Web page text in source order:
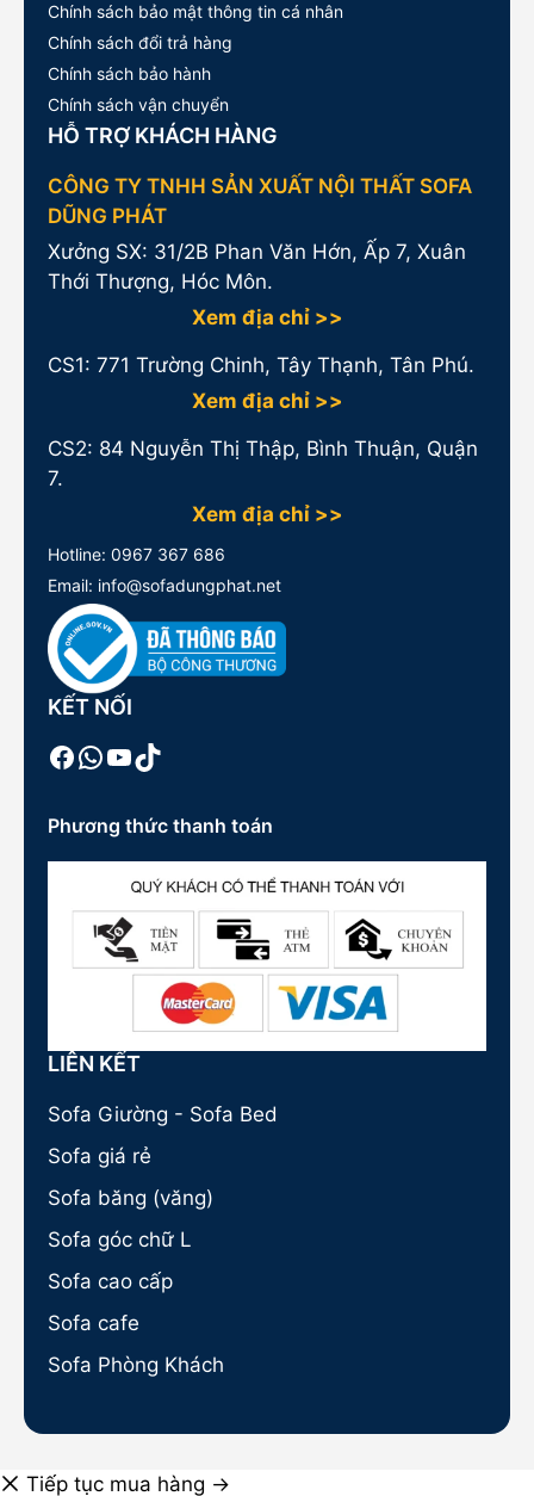
Chính sách bảo mật thông tin cá nhân
Chính sách đổi trả hàng
Chính sách bảo hành
Chính sách vận chuyển
HỖ TRỢ KHÁCH HÀNG
CÔNG TY TNHH SẢN XUẤT NỘI THẤT SOFA
DŨNG PHÁT
Xưởng SX: 31/2B Phan Văn Hớn, Ấp 7, Xuân
Thới Thượng, Hóc Môn.
Xem địa chỉ >>
CS1: 771 Trường Chinh, Tây Thạnh, Tân Phú.
Xem địa chỉ >>
CS2: 84 Nguyễn Thị Thập, Bình Thuận, Quận
7.
Xem địa chỉ >>
Hotline: 0967 367 686
Email: info@sofadungphat.net
KẾT NỐI
Facebook
WhatsApp
Youtube
TikTok
Phương thức thanh toán
LIÊN KẾT
Sofa Giường - Sofa Bed
Sofa giá rẻ
Sofa băng (văng)
Sofa góc chữ L
Sofa cao cấp
Sofa cafe
Sofa Phòng Khách
Tiếp tục mua hàng →